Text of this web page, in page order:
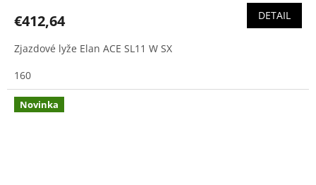
€412,64 DETAIL
Zjazdové lyže Elan ACE SL11 W SX
160
Novinka